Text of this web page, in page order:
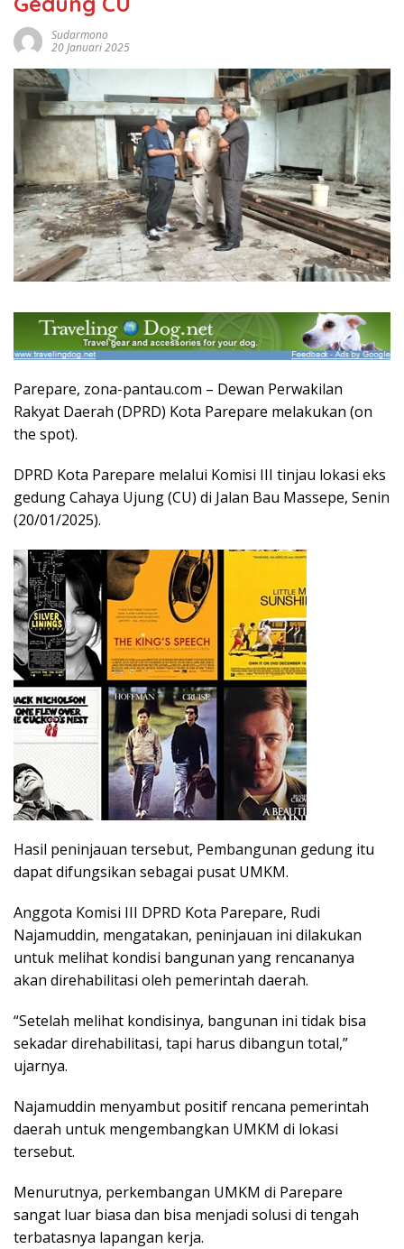
Sudarmono
20 Januari 2025
Parepare, zona-pantau.com – Dewan Perwakilan
Rakyat Daerah (DPRD) Kota Parepare melakukan (on
the spot).
DPRD Kota Parepare melalui Komisi III tinjau lokasi eks
gedung Cahaya Ujung (CU) di Jalan Bau Massepe, Senin
(20/01/2025).
Hasil peninjauan tersebut, Pembangunan gedung itu
dapat difungsikan sebagai pusat UMKM.
Anggota Komisi III DPRD Kota Parepare, Rudi
Najamuddin, mengatakan, peninjauan ini dilakukan
untuk melihat kondisi bangunan yang rencananya
akan direhabilitasi oleh pemerintah daerah.
“Setelah melihat kondisinya, bangunan ini tidak bisa
sekadar direhabilitasi, tapi harus dibangun total,”
ujarnya.
Najamuddin menyambut positif rencana pemerintah
daerah untuk mengembangkan UMKM di lokasi
tersebut.
Menurutnya, perkembangan UMKM di Parepare
sangat luar biasa dan bisa menjadi solusi di tengah
terbatasnya lapangan kerja.